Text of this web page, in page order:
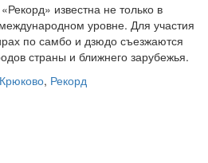
известна не только в
уровне. Для участия
по самбо и дзюдо съезжаются
страны и ближнего зарубежья.
Крюково, Рекорд